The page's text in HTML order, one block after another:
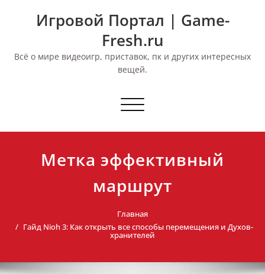
Игровой Портал | Game-
Fresh.ru
Всё о мире видеоигр, приставок, пк и других интересных
вещей.
Переключить
Метка эффективный
маршрут
Главная
Гайд Nioh 3: Как открыть все способы перемещения и Духов-
хранителей